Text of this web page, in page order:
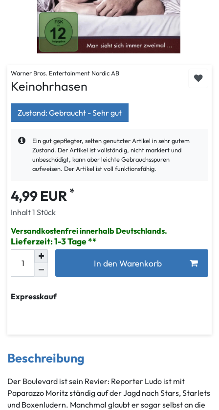
Warner Bros. Entertainment Nordic AB
Keinohrhasen
Zustand: Gebraucht - Sehr gut
Ein gut gepflegter, selten genutzter Artikel in sehr gutem
Zustand. Der Artikel ist vollständig, nicht markiert und
unbeschädigt, kann aber leichte Gebrauchsspuren
aufweisen. Der Artikel ist voll funktionsfähig.
4,99 EUR *
Inhalt1 Stück
Versandkostenfrei innerhalb Deutschlands.
Lieferzeit: 1-3 Tage
In den Warenkorb
Expresskauf
Beschreibung
Der Boulevard ist sein Revier: Reporter Ludo ist mit
Paparazzo Moritz ständig auf der Jagd nach Stars, Starlets
und Boxenludern. Manchmal glaubt er sogar selbst an die